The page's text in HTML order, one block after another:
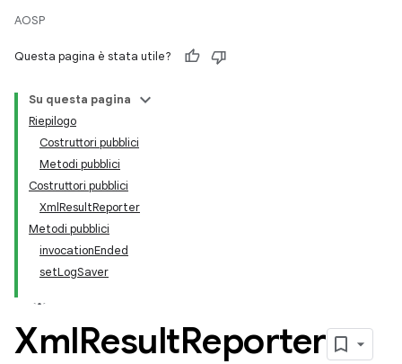
AOSP
Questa pagina è stata utile?
Su questa pagina
Riepilogo
Costruttori pubblici
Metodi pubblici
Costruttori pubblici
XmlResultReporter
Metodi pubblici
invocationEnded
setLogSaver
XmlResultReporter